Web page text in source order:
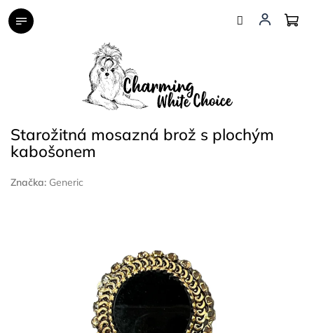
Přejít
na
Starožitná mosazná brož s plochým
kabošonem
Značka: Generic